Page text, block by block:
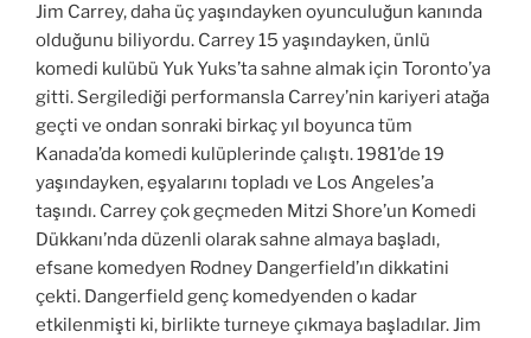
Jim Carrey, daha üç yaşındayken oyunculuğun kanında
olduğunu biliyordu. Carrey 15 yaşındayken, ünlü
komedi kulübü Yuk Yuks’ta sahne almak için Toronto’ya
gitti. Sergilediği performansla Carrey’nin kariyeri atağa
geçti ve ondan sonraki birkaç yıl boyunca tüm
Kanada’da komedi kulüplerinde çalıştı. 1981’de 19
yaşındayken, eşyalarını topladı ve Los Angeles’a
taşındı. Carrey çok geçmeden Mitzi Shore’un Komedi
Dükkanı’nda düzenli olarak sahne almaya başladı,
efsane komedyen Rodney Dangerfield’ın dikkatini
çekti. Dangerfield genç komedyenden o kadar
etkilenmişti ki, birlikte turneye çıkmaya başladılar. Jim